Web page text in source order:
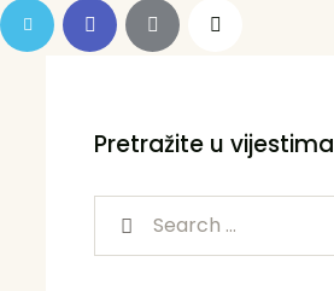
Pretražite u vijestima